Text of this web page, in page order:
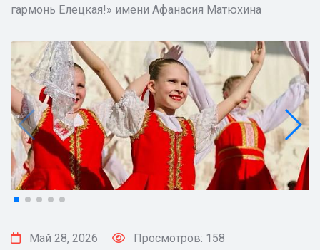
гармонь Елецкая!» имени Афанасия Матюхина
Май 28, 2026 Просмотров: 158